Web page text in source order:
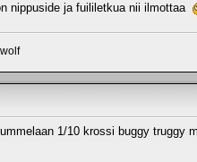
nippuside ja fuililetkua nii ilmottaa
1/10 krossi buggy truggy